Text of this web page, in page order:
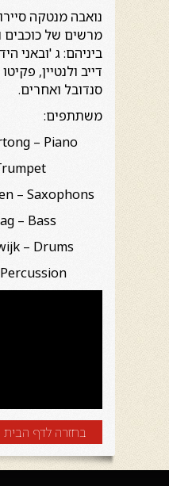
נואבה מנטקה
מרשים של כוכבים
ביניהם: ג 'ובאני
דייב ולנטיין,
סנדובל ואחרים.
משתתפים:
– Piano
– Saxophons
– Bass
– Drums
בחזרה לדף הבית